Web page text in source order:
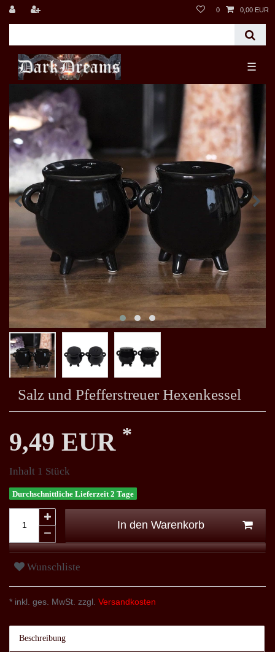
0 0,00 EUR
☰
Salz und Pfefferstreuer Hexenkessel
9,49 EUR *
Inhalt 1 Stück
Durchschnittliche Lieferzeit 2 Tage
In den Warenkorb
Wunschliste
* inkl. ges. MwSt. zzgl. Versandkosten
Beschreibung